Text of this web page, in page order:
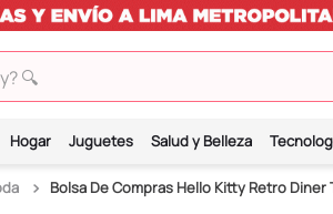
Hogar Juguetes Salud y Belleza
Bolsa De Compras Hello Kitty Retro